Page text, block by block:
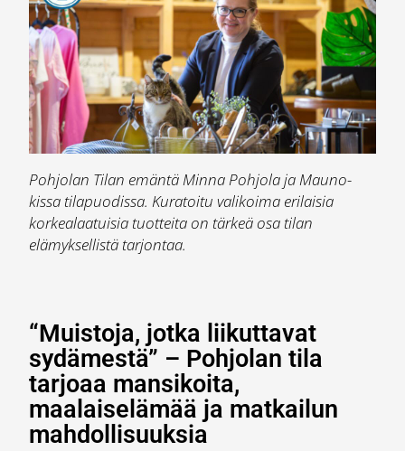
Pohjolan Tilan emäntä Minna Pohjola ja Mauno-
kissa tilapuodissa. Kuratoitu valikoima erilaisia
korkealaatuisia tuotteita on tärkeä osa tilan
elämyksellistä tarjontaa.
“Muistoja, jotka liikuttavat
sydämestä” – Pohjolan tila
tarjoaa mansikoita,
maalaiselämää ja matkailun
mahdollisuuksia